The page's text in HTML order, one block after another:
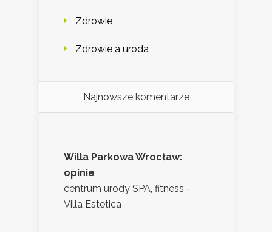
Zdrowie
Zdrowie a uroda
Najnowsze komentarze
Willa Parkowa Wrocław:
opinie
centrum urody SPA, fitness -
Villa Estetica